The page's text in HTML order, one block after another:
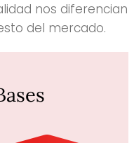
nos diferencian
del mercado.